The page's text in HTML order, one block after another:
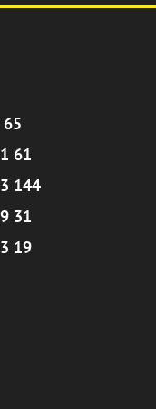
61
144
31
19